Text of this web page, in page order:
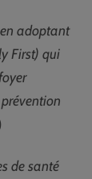
adoptant
First) qui
de santé